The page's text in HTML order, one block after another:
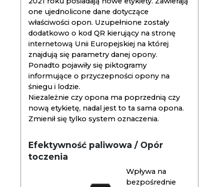
one ujednolicone dane dotyczące
właściwości opon. Uzupełnione zostały
dodatkowo o kod QR kierujący na stronę
internetową Unii Europejskiej na której
znajdują się parametry danej opony.
Ponadto pojawiły się piktogramy
informujące o przyczepności opony na
śniegu i lodzie.
Niezależnie czy opona ma poprzednią czy
nową etykietę, nadal jest to ta sama opona.
Zmienił się tylko system oznaczenia.
Efektywność paliwowa / Opór
toczenia
Wpływa na
bezpośrednie